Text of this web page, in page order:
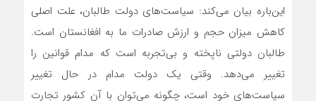
این‌باره بیان می‌کند: سیاست‌های دولت طالبان، علت اصلی
کاهش میزان حجم و ارزش صادرات ما به افغانستان است.
طالبان دولتی ناپخته و بی‌‌‌‌‌‌‌تجربه است که مدام قوانین را
تغییر می‌دهد. وقتی یک دولت مدام در حال تغییر
سیاست‌های خود است، ‌‌‌‌‌‌‌چگونه می‌توان با آن کشور تجارت